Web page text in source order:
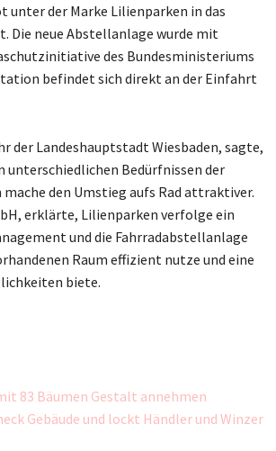
unter der Marke Lilienparken in das
Die neue Abstellanlage wurde mit
des Bundesministeriums
befindet sich direkt an der Einfahrt
der Landeshauptstadt Wiesbaden, sagte,
Bedürfnissen der
den Umstieg aufs Rad attraktiver.
erklärte, Lilienparken verfolge ein
und die Fahrradabstellanlage
Raum effizient nutze und eine
biete.
83 Bäumen Gestalt annehmen
Gebäude und lockt Händler und Winzer